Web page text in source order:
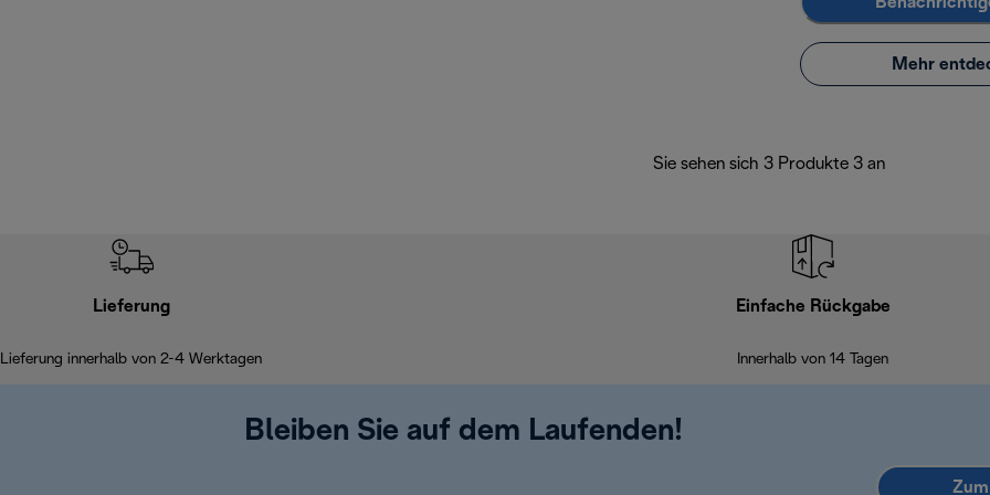
Mehr
Sie sehen sich 3 Produkte 3 an
Lieferung
Lieferung innerhalb von 2-4 Werktagen
Einfache Rückgabe
Innerhalb von 14 Tagen
Bleiben Sie auf dem Laufenden!